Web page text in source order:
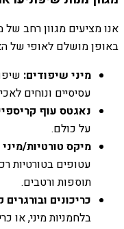
אנו מציעים מגוון רחב
באופן מושלם לאופי של
מיני שיפודים:
עסיסיים ונוחים
נאגטס עוף
על כולם.
מיקס טורטיות/
עטופים בטורטיות
תוספות ורטבים.
כריכונים ובורגרים
בלחמניות מיני, או